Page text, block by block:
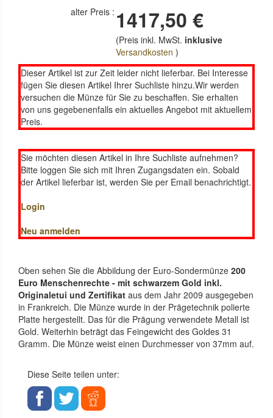
alter Preis : 1417,50 €
(Preis inkl. MwSt. inklusive
Versandkosten )
Dieser Artikel ist zur Zeit leider nicht lieferbar. Bei Interesse
fügen Sie diesen Artikel Ihrer Suchliste hinzu.Wir werden
versuchen die Münze für Sie zu beschaffen. Sie erhalten
von uns gegebenenfalls ein aktuelles Angebot mit aktuellem
Preis.
Sie möchten diesen Artikel in Ihre Suchliste aufnehmen?
Bitte loggen Sie sich mit Ihren Zugangsdaten ein. Sobald
der Artikel lieferbar ist, werden Sie per Email benachrichtigt.
Login
Neu anmelden
Oben sehen Sie die Abbildung der Euro-Sondermünze 200
Euro Menschenrechte - mit schwarzem Gold inkl.
Originaletui und Zertifikat aus dem Jahr 2009 ausgegeben
in Frankreich. Die Münze wurde in der Prägetechnik polierte
Platte hergestellt. Das für die Prägung verwendete Metall ist
Gold. Weiterhin beträgt das Feingewicht des Goldes 31
Gramm. Die Münze weist einen Durchmesser von 37mm auf.
Diese Seite teilen unter: